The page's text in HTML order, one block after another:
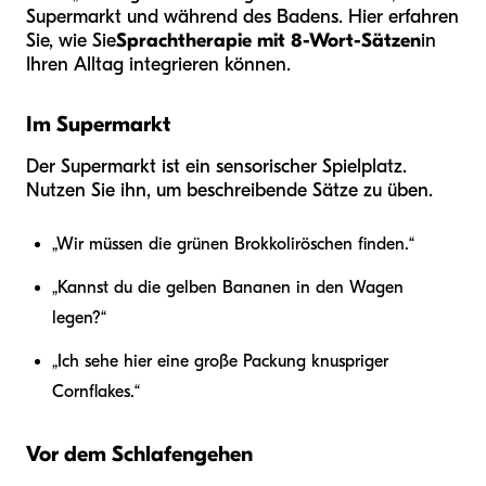
Supermarkt und während des Badens. Hier erfahren
Sie, wie SieSprachtherapie mit 8-Wort-Sätzenin
Ihren Alltag integrieren können.
Im Supermarkt
Der Supermarkt ist ein sensorischer Spielplatz.
Nutzen Sie ihn, um beschreibende Sätze zu üben.
„Wir müssen die grünen Brokkoliröschen finden.“
„Kannst du die gelben Bananen in den Wagen
legen?“
„Ich sehe hier eine große Packung knuspriger
Cornflakes.“
Vor dem Schlafengehen